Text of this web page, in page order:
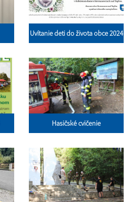
Uvítanie deti do života obce 2024
Hasičské cvičenie